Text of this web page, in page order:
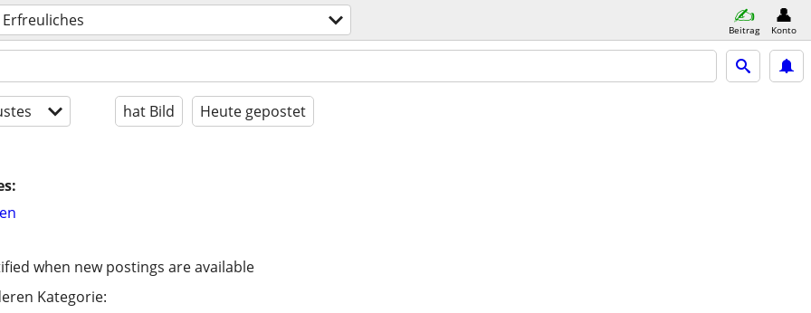
Erfreuliches Beitrag Konto
hat Bild Heute gepostet
when new postings are available
Kategorie: